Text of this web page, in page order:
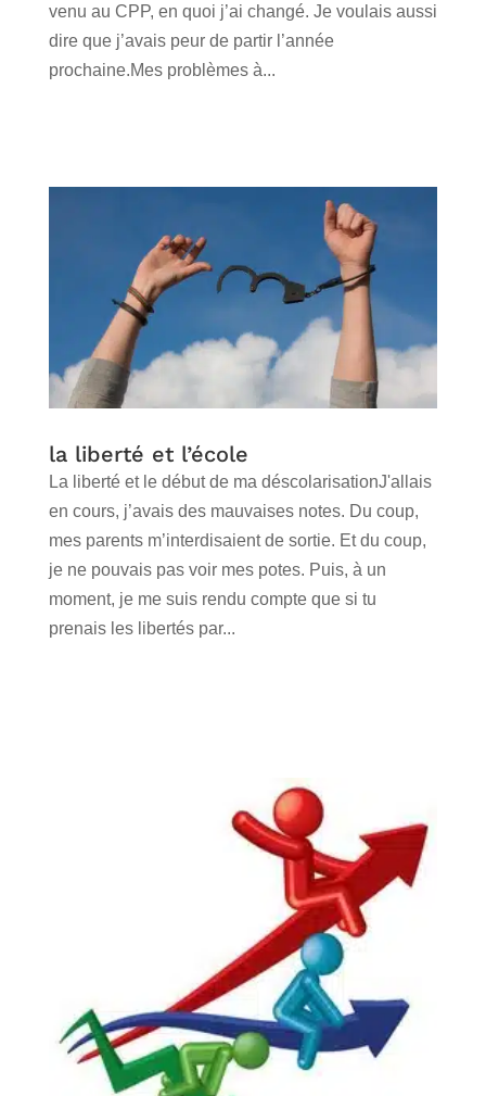
venu au CPP, en quoi j’ai changé. Je voulais aussi
dire que j’avais peur de partir l’année
prochaine.Mes problèmes à...
la liberté et l’école
La liberté et le début de ma déscolarisationJ'allais
en cours, j’avais des mauvaises notes. Du coup,
mes parents m’interdisaient de sortie. Et du coup,
je ne pouvais pas voir mes potes. Puis, à un
moment, je me suis rendu compte que si tu
prenais les libertés par...